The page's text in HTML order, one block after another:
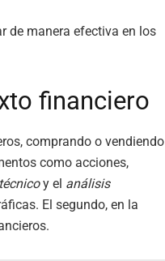
de manera efectiva en los
financiero
comprando o vendiendo
como acciones,
y el análisis
El segundo, en la